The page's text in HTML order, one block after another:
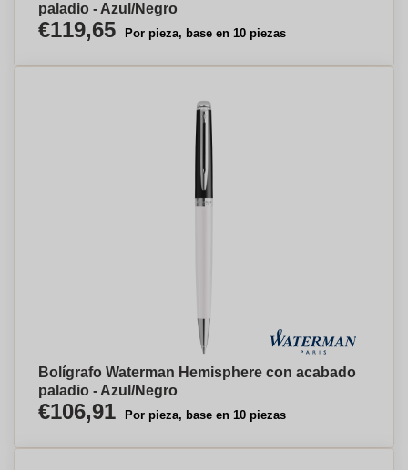
paladio - Azul/Negro
€119,65 Por pieza, base en 10 piezas
Bolígrafo Waterman Hemisphere con acabado
paladio - Azul/Negro
€106,91 Por pieza, base en 10 piezas